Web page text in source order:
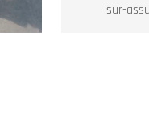
sur-